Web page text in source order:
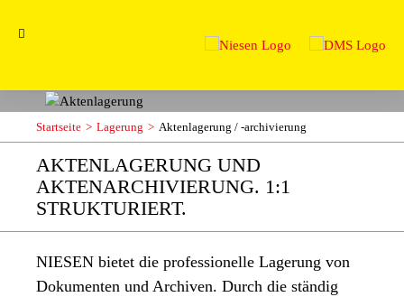
Startseite Lagerung Aktenlagerung / -archivierung
AKTENLAGERUNG UND
AKTENARCHIVIERUNG. 1:1
STRUKTURIERT.
NIESEN bietet die professionelle Lagerung von
Dokumenten und Archiven. Durch die ständig